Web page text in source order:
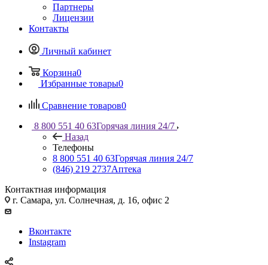
Партнеры
Лицензии
Контакты
Личный кабинет
Корзина0
Избранные товары0
Сравнение товаров0
8 800 551 40 63Горячая линия 24/7
Назад
Телефоны
8 800 551 40 63Горячая линия 24/7
(846) 219 2737Аптека
Контактная информация
г. Самара, ул. Солнечная, д. 16, офис 2
Вконтакте
Instagram